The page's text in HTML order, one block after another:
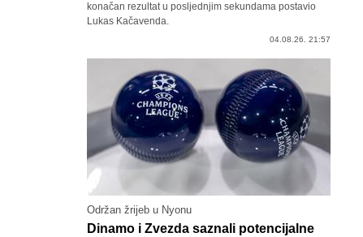
konačan rezultat u posljednjim sekundama postavio
Lukas Kačavenda.
04.08.26. 21:57
Održan žrijeb u Nyonu
Dinamo i Zvezda saznali potencijalne